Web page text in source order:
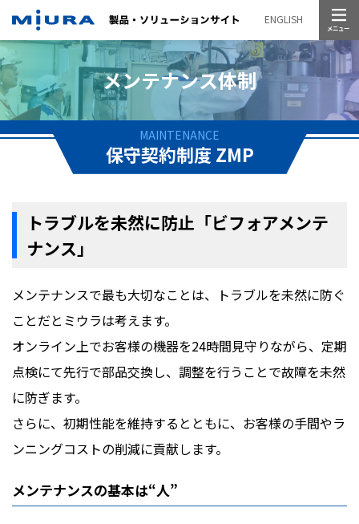
ENGLISH
メンテナンス体制
MAINTENANCE
保守契約制度 ZMP
トラブルを未然に防止「ビフォアメンテ
ナンス」
メンテナンスで最も大切なことは、トラブルを未然に防ぐ
ことだとミウラは考えます。
オンライン上でお客様の機器を24時間見守りながら、定期
点検にて先行で部品交換し、調整を行うことで故障を未然
に防ぎます。
さらに、初期性能を維持するとともに、お客様の手間やラ
ンニングコストの削減に貢献します。
メンテナンスの基本は“人”